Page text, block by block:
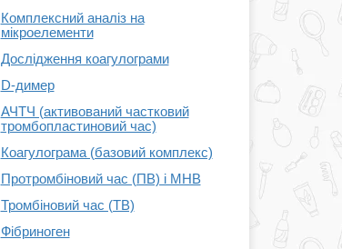
Комплексний аналіз на
мікроелементи
Дослідження коагулограми
D-димер
АЧТЧ (активований частковий
тромбопластиновий час)
Коагулограма (базовий комплекс)
Протромбіновий час (ПВ) і МНВ
Тромбіновий час (ТВ)
Фібриноген